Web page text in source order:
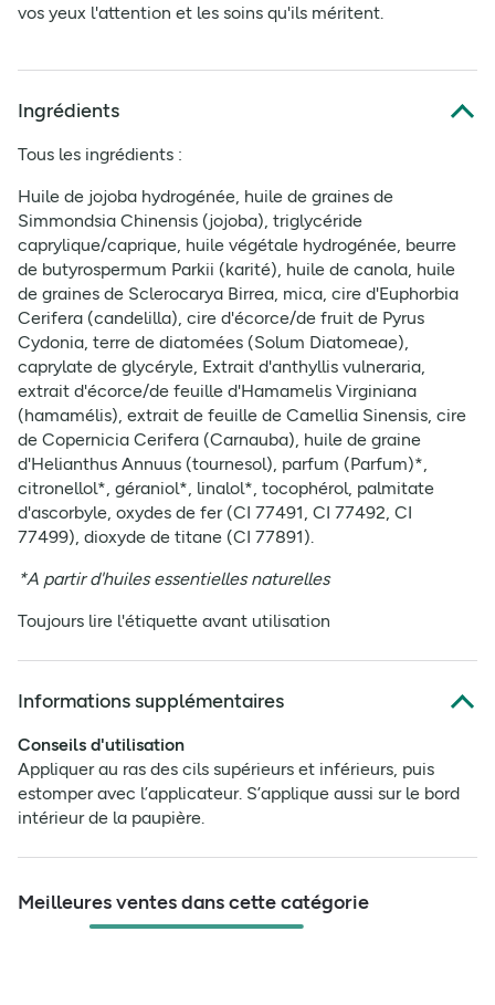
vos yeux l'attention et les soins qu'ils méritent.
Ingrédients
Tous les ingrédients :
Huile de jojoba hydrogénée, huile de graines de
Simmondsia Chinensis (jojoba), triglycéride
caprylique/caprique, huile végétale hydrogénée, beurre
de butyrospermum Parkii (karité), huile de canola, huile
de graines de Sclerocarya Birrea, mica, cire d'Euphorbia
Cerifera (candelilla), cire d'écorce/de fruit de Pyrus
Cydonia, terre de diatomées (Solum Diatomeae),
caprylate de glycéryle, Extrait d'anthyllis vulneraria,
extrait d'écorce/de feuille d'Hamamelis Virginiana
(hamamélis), extrait de feuille de Camellia Sinensis, cire
de Copernicia Cerifera (Carnauba), huile de graine
d'Helianthus Annuus (tournesol), parfum (Parfum)*,
citronellol*, géraniol*, linalol*, tocophérol, palmitate
d'ascorbyle, oxydes de fer (CI 77491, CI 77492, CI
77499), dioxyde de titane (CI 77891).
*A partir d'huiles essentielles naturelles
Toujours lire l'étiquette avant utilisation
Informations supplémentaires
Conseils d'utilisation
Appliquer au ras des cils supérieurs et inférieurs, puis
estomper avec l’applicateur. S’applique aussi sur le bord
intérieur de la paupière.
Meilleures ventes dans cette catégorie